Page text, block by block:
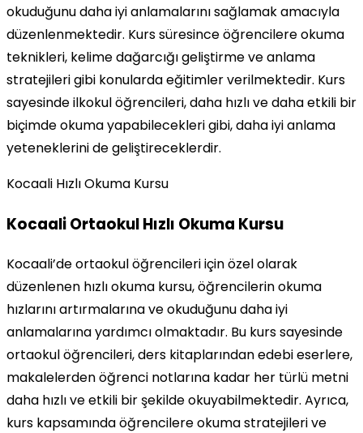
okuduğunu daha iyi anlamalarını sağlamak amacıyla
düzenlenmektedir. Kurs süresince öğrencilere okuma
teknikleri, kelime dağarcığı geliştirme ve anlama
stratejileri gibi konularda eğitimler verilmektedir. Kurs
sayesinde ilkokul öğrencileri, daha hızlı ve daha etkili bir
biçimde okuma yapabilecekleri gibi, daha iyi anlama
yeteneklerini de geliştireceklerdir.
Kocaali Hızlı Okuma Kursu
Kocaali Ortaokul Hızlı Okuma Kursu
Kocaali’de ortaokul öğrencileri için özel olarak
düzenlenen hızlı okuma kursu, öğrencilerin okuma
hızlarını artırmalarına ve okuduğunu daha iyi
anlamalarına yardımcı olmaktadır. Bu kurs sayesinde
ortaokul öğrencileri, ders kitaplarından edebi eserlere,
makalelerden öğrenci notlarına kadar her türlü metni
daha hızlı ve etkili bir şekilde okuyabilmektedir. Ayrıca,
kurs kapsamında öğrencilere okuma stratejileri ve